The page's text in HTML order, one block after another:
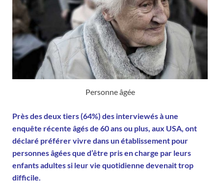
Personne âgée
Près des deux tiers (64%) des interviewés à une
enquête récente âgés de 60 ans ou plus, aux USA, ont
déclaré préférer vivre dans un établissement pour
personnes âgées que d’être pris en charge par leurs
enfants adultes si leur vie quotidienne devenait trop
difficile.